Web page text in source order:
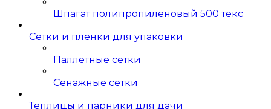
Шпагат полипропиленовый 500 текс
Сетки и пленки для упаковки
Паллетные сетки
Сенажные сетки
Теплицы и парники для дачи